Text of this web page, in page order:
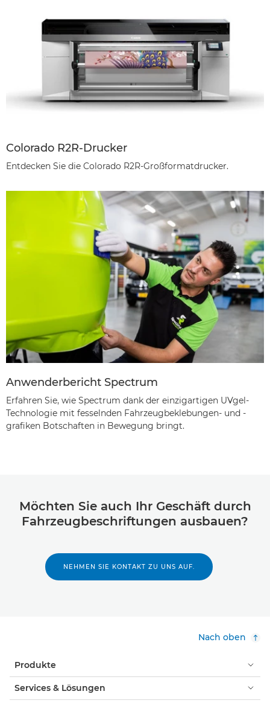
Colorado R2R-Drucker
Entdecken Sie die Colorado R2R-Großformatdrucker.
Anwenderbericht Spectrum
Erfahren Sie, wie Spectrum dank der einzigartigen UVgel-
Technologie mit fesselnden Fahrzeugbeklebungen- und -
grafiken Botschaften in Bewegung bringt.
Möchten Sie auch Ihr Geschäft durch
Fahrzeugbeschriftungen ausbauen?
NEHMEN SIE KONTAKT ZU UNS AUF.
Nach oben
Produkte
Services & Lösungen